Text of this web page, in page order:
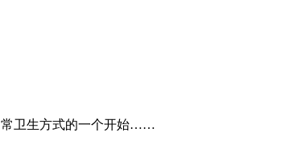
常卫生方式的一个开始……